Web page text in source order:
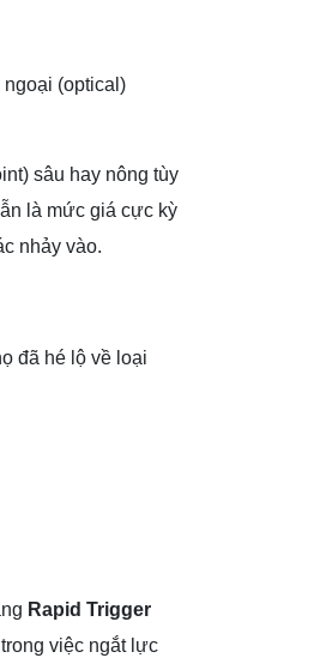
(optical)
sâu hay nông tùy
là mức giá cực kỳ
nhảy vào.
đã hé lộ về loại
Rapid Trigger
việc ngắt lực